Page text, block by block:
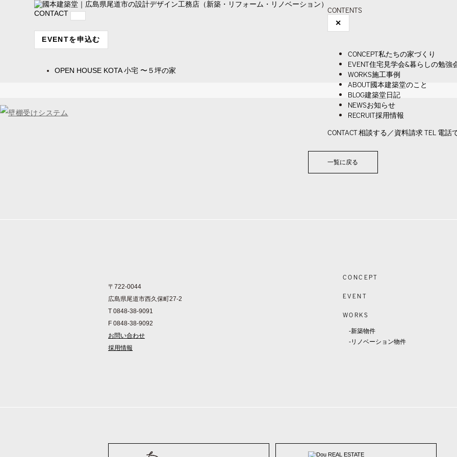
CONTENTS
✕
CONCEPT私たちの家づくり
EVENT住宅見学会&暮らしの勉強
WORKS施工事例
ABOUT國本建築堂のこと
BLOG建築堂日記
NEWSお知らせ
RECRUIT採用情報
CONTACT相談する／資料請求TEL 電話
CONTACT
EVENTを申込む
OPEN HOUSE KOTA 小宅 〜５坪の家
一覧に戻る
〒722-0044
広島県尾道市西久保町27-2
T 0848-38-9091
F 0848-38-9092
お問い合わせ
採用情報
CONCEPT
EVENT
WORKS
-新築物件
-リノベーション物件